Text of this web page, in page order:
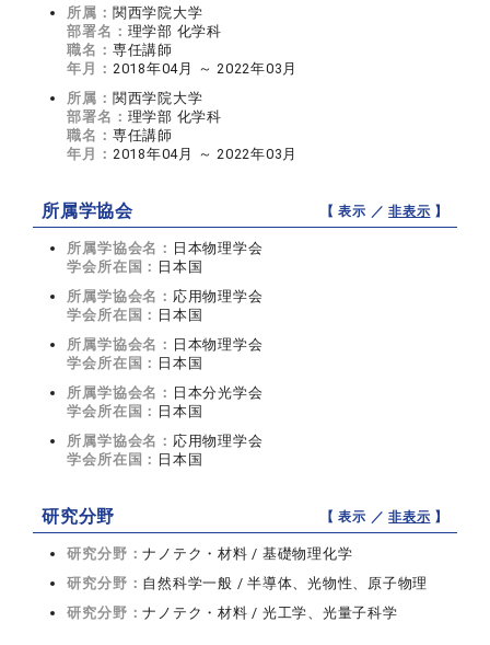
所属： 関西学院大学
部署名： 理学部 化学科
職名： 専任講師
年月： 2018年04月 ～ 2022年03月
所属： 関西学院大学
部署名： 理学部 化学科
職名： 専任講師
年月： 2018年04月 ～ 2022年03月
所属学協会 【 表示 ／非表示 】
所属学協会名： 日本物理学会
学会所在国： 日本国
所属学協会名： 応用物理学会
学会所在国： 日本国
所属学協会名： 日本物理学会
学会所在国： 日本国
所属学協会名： 日本分光学会
学会所在国： 日本国
所属学協会名： 応用物理学会
学会所在国： 日本国
研究分野 【 表示 ／非表示 】
研究分野：ナノテク・材料 / 基礎物理化学
研究分野： 自然科学一般 / 半導体、光物性、原子物理
研究分野：ナノテク・材料 / 光工学、光量子科学